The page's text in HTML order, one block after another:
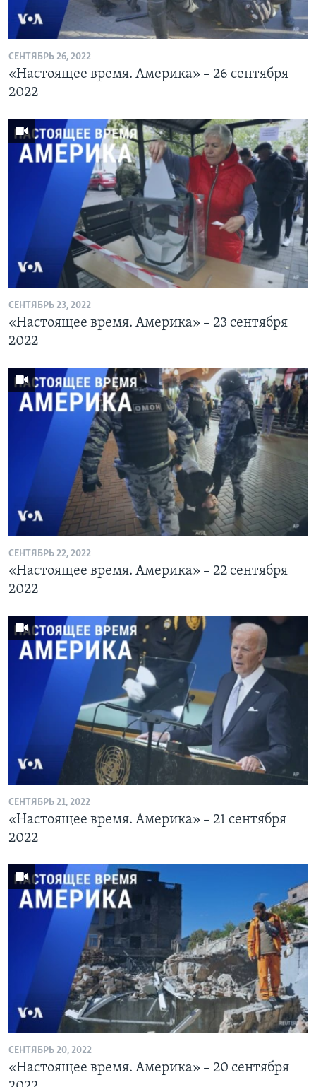
СЕНТЯБРЬ 26, 2022
«Настоящее время. Америка» – 26 сентября
2022
СЕНТЯБРЬ 23, 2022
«Настоящее время. Америка» – 23 сентября
2022
СЕНТЯБРЬ 22, 2022
«Настоящее время. Америка» – 22 сентября
2022
СЕНТЯБРЬ 21, 2022
«Настоящее время. Америка» – 21 сентября
2022
СЕНТЯБРЬ 20, 2022
«Настоящее время. Америка» – 20 сентября